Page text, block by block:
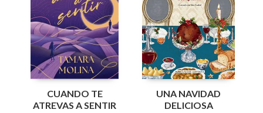
CUANDO TE
ATREVAS A SENTIR
UNA NAVIDAD
DELICIOSA